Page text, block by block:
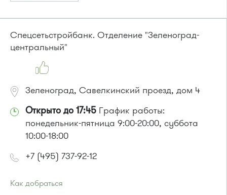
Спецсетьстройбанк. Отделение "Зеленоград-
центральный"
Зеленоград, Савелкинский проезд, дом 4
Открыто до 17:45 График работы:
понедельник-пятница 9:00-20:00, суббота
10:00-18:00
+7 (495) 737-92-12
Как добраться